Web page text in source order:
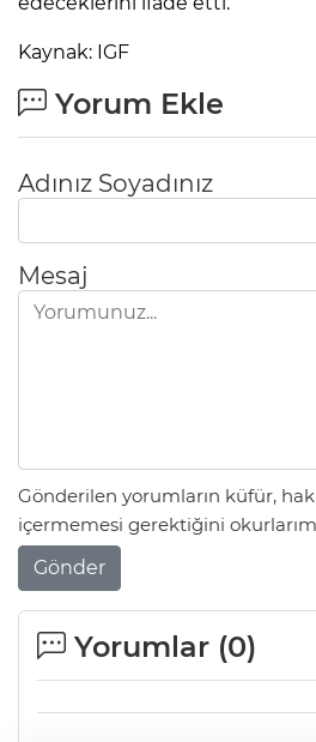
Kaynak: IGF
Yorum Ekle
Adınız Soyadınız
Mesaj
Gönderilen yorumların küfür,
içermemesi gerektiğini
Gönder
Yorumlar (0)